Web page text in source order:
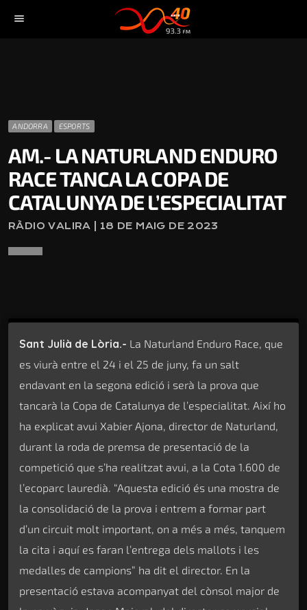
menu
ANDORRA ESPORTS
AM.- LA NATURLAND ENDURO
RACE TANCA LA COPA DE
CATALUNYA DE L’ESPECIALITAT
RÀDIO VALIRA | 18 DE MAIG DE 2023
Sant Julià de Lòria.- La Naturland Enduro Race, que
es viurà entre el 24 i el 25 de juny, fa un salt
endavant en la segona edició i serà la prova que
tancarà la Copa de Catalunya de l’especialitat. Així ho
ha explicat avui Xabier Ajona, director de Naturland,
durant la roda de premsa de presentació de la
competició que s’ha realitzat avui, a la Cota 1.600 de
l’ecoparc lauredià. “Aquesta edició és una mostra de
la consolidació de la prova i entrem a formar part
d’un circuit molt important, on a més a més, tanquem
la cita i aquí es faran l’entrega dels mallots i les
medalles de campions” ha dit el director. En la
presentació estava acompanyat del cònsol major de